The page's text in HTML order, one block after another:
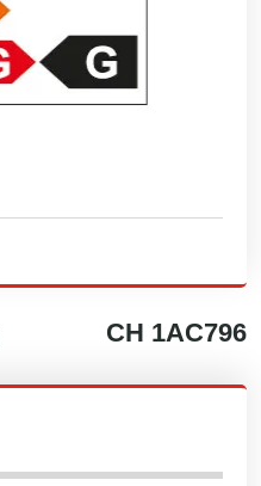
CH 1AC796